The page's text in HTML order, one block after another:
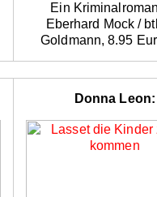
Ein
Eberhard Mock /
Goldmann, 8.95
Donna Leon: